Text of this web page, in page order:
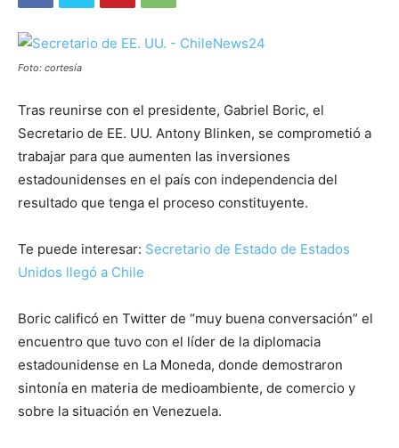
Foto: cortesía
Tras reunirse con el presidente, Gabriel Boric, el
Secretario de EE. UU. Antony Blinken, se comprometió a
trabajar para que aumenten las inversiones
estadounidenses en el país con independencia del
resultado que tenga el proceso constituyente.
Te puede interesar: Secretario de Estado de Estados
Unidos llegó a Chile
Boric calificó en Twitter de “muy buena conversación” el
encuentro que tuvo con el líder de la diplomacia
estadounidense en La Moneda, donde demostraron
sintonía en materia de medioambiente, de comercio y
sobre la situación en Venezuela.